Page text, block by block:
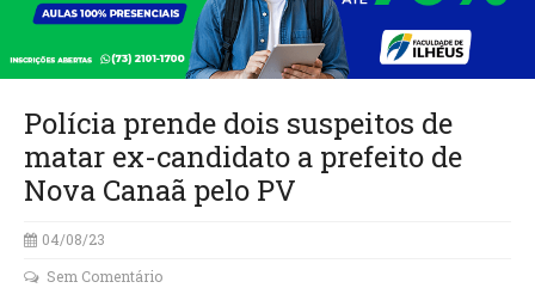
Polícia prende dois suspeitos de
matar ex-candidato a prefeito de
Nova Canaã pelo PV
04/08/23
Sem Comentário